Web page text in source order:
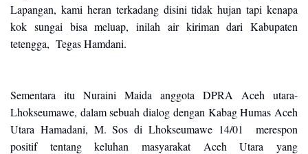
Lapangan, kami heran terkadang disini tidak hujan tapi kenapa
kok sungai bisa meluap, inilah air kiriman dari Kabupaten
tetengga, Tegas Hamdani.
Sementara itu Nuraini Maida anggota DPRA Aceh utara-
Lhokseumawe, dalam sebuah dialog dengan Kabag Humas Aceh
Utara Hamadani, M. Sos di Lhokseumawe 14/01 merespon
positif tentang keluhan masyarakat Aceh Utara yang